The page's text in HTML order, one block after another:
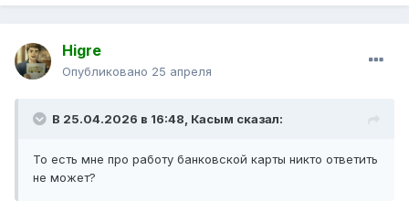
Higre
Опубликовано 25 апреля
В 25.04.2026 в 16:48, Касым сказал:
То есть мне про работу банковской карты никто ответить
не может?